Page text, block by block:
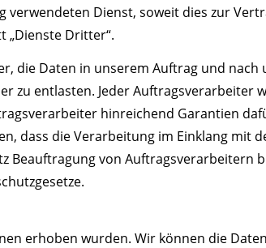
Dienst, soweit dies zur
„Dienste Dritter“.
die Daten in unserem Auftrag und nach
zu entlasten. Jeder Auftragsverarbeiter
hinreichend Garantien
dass die Verarbeitung im Einklang mit
Beauftragung von Auftragsverarbeitern
erhoben wurden. Wir können die